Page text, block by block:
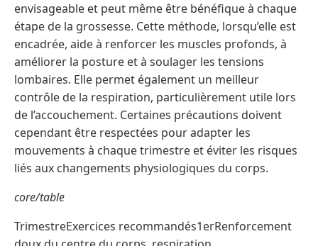
envisageable et peut même être bénéfique à chaque
étape de la grossesse. Cette méthode, lorsqu’elle est
encadrée, aide à renforcer les muscles profonds, à
améliorer la posture et à soulager les tensions
lombaires. Elle permet également un meilleur
contrôle de la respiration, particulièrement utile lors
de l’accouchement. Certaines précautions doivent
cependant être respectées pour adapter les
mouvements à chaque trimestre et éviter les risques
liés aux changements physiologiques du corps.
core/table
TrimestreExercices recommandés1erRenforcement